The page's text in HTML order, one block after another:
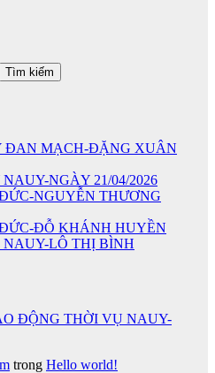
Tìm kiếm
ĐAN MẠCH-ĐẶNG XUÂN
NGÀY 21/04/2026
NGUYỄN THƯƠNG
ĐỖ KHÁNH HUYỀN
LÔ THỊ BÌNH
ĐỘNG THỜI VỤ NAUY-
trong Hello world!